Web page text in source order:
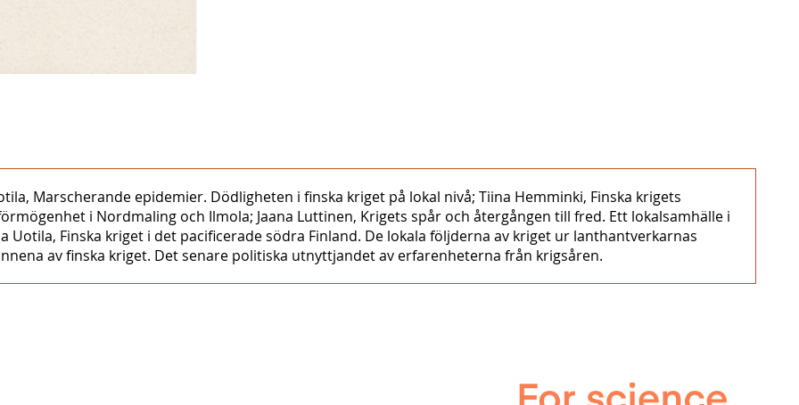
Marscherande epidemier. Dödligheten i finska kriget på lokal nivå; Tiina Hemminki, Finska krigets
i Nordmaling och Ilmola; Jaana Luttinen, Krigets spår och återgången till fred. Ett lokalsamhälle i
Uotila, Finska kriget i det pacificerade södra Finland. De lokala följderna av kriget ur lanthantverkarnas
av finska kriget. Det senare politiska utnyttjandet av erfarenheterna från krigsåren.